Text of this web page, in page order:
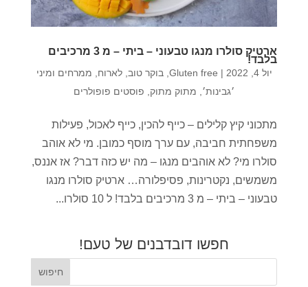
ארטיק סולרו מנגו טבעוני – ביתי – מ 3 מרכיבים
בלבד!
יול 4, 2022 |
Gluten free בוקר טוב ,לארוח
ממרחים ומיני
׳גבינות׳
מתוק מתוק פוסטים פופולרים
מתכוני קיץ קלילים – כייף להכין, כייף לאכול, פעילות
משפחתית חביבה, עם ערך מוסף כמובן. מי לא אוהב
סולרו מי? לא אוהבים מנגו – מה יש כזה דבר? אז אננס,
משמשים, נקטרינות, פסיפלורה… ארטיק סולרו מנגו
טבעוני – ביתי – מ 3 מרכיבים בלבד! ל 10 סולרו...
חפשו דובדבנים של טעם!